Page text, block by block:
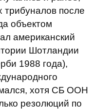
после
объектом
американский
Шотландии
1988 года),
хотя СБ ООН
резолюций по